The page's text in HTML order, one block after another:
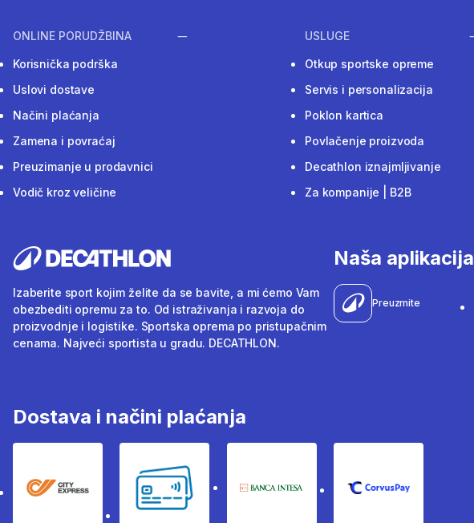
ONLINE PORUDŽBINA
Korisnička podrška
Uslovi dostave
Načini plaćanja
Zamena i povraćaj
Preuzimanje u prodavnici
Vodič kroz veličine
USLUGE
Otkup sportske opreme
Servis i personalizacija
Poklon kartica
Povlačenje proizvoda
Decathlon iznajmljivanje
Za kompanije | B2B
Izaberite sport kojim želite da se bavite, a mi ćemo Vam
obezbediti opremu za to. Od istraživanja i razvoja do
proizvodnje i logistike. Sportska oprema po pristupačnim
cenama. Najveći sportista u gradu. DECATHLON.
Naša aplikacija
Preuzmite
Dostava i načini plaćanja
City Express Bankovne karticeBanka Intesa CorvusPay